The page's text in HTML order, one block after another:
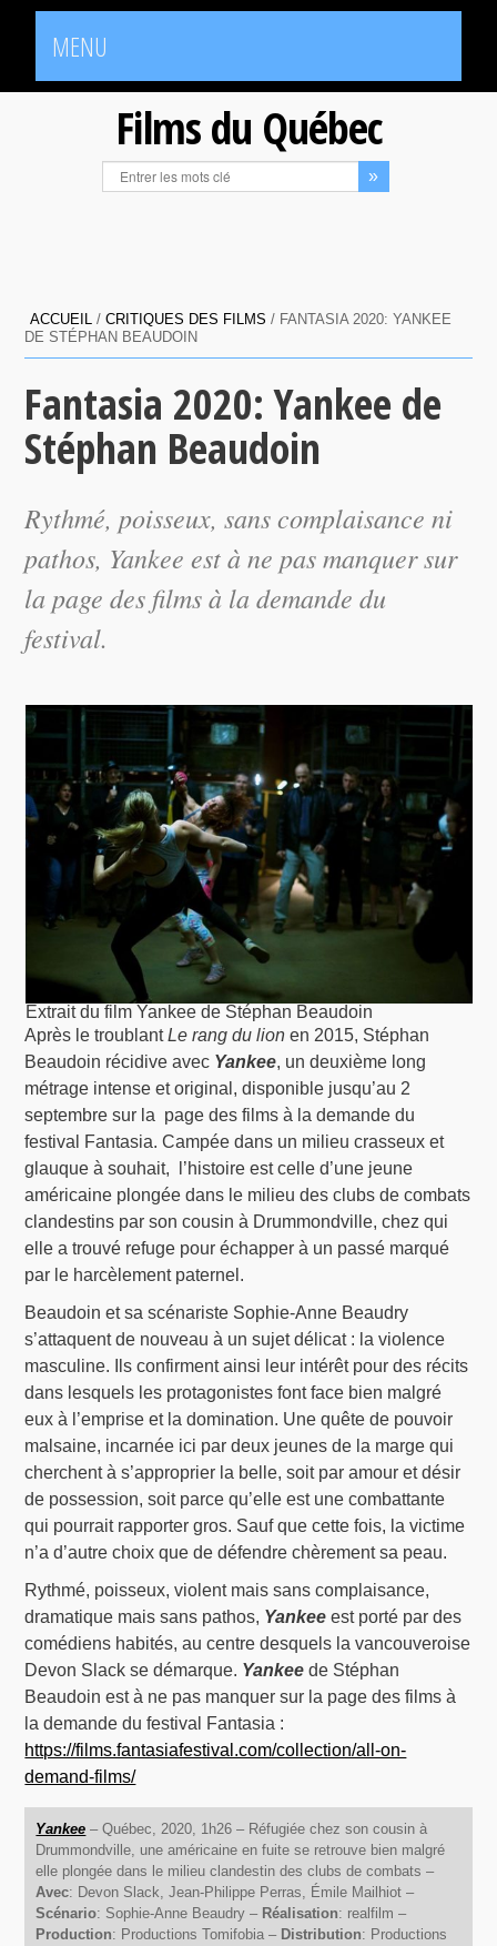
MENU
Films du Québec
ACCUEIL /CRITIQUES DES FILMS / FANTASIA 2020: YANKEE
DE STÉPHAN BEAUDOIN
Fantasia 2020: Yankee de
Stéphan Beaudoin
Rythmé, poisseux, sans complaisance ni
pathos, Yankee est à ne pas manquer sur
la page des films à la demande du
festival.
Extrait du film Yankee de Stéphan Beaudoin
Après le troublantLe rang du lion en 2015, Stéphan
Beaudoin récidive avec Yankee, un deuxième long
métrage intense et original, disponible jusqu’au 2
septembre sur la page des films à la demande du
festival Fantasia. Campée dans un milieu crasseux et
glauque à souhait, l’histoire est celle d’une jeune
américaine plongée dans le milieu des clubs de combats
clandestins par son cousin à Drummondville, chez qui
elle a trouvé refuge pour échapper à un passé marqué
par le harcèlement paternel.
Beaudoin et sa scénariste Sophie-Anne Beaudry
s’attaquent de nouveau à un sujet délicat : la violence
masculine. Ils confirment ainsi leur intérêt pour des récits
dans lesquels les protagonistes font face bien malgré
eux à l’emprise et la domination. Une quête de pouvoir
malsaine, incarnée ici par deux jeunes de la marge qui
cherchent à s’approprier la belle, soit par amour et désir
de possession, soit parce qu’elle est une combattante
qui pourrait rapporter gros. Sauf que cette fois, la victime
n’a d’autre choix que de défendre chèrement sa peau.
Rythmé, poisseux, violent mais sans complaisance,
dramatique mais sans pathos, Yankee est porté par des
comédiens habités, au centre desquels la vancouveroise
Devon Slack se démarque. Yankee de Stéphan
Beaudoin est à ne pas manquer sur la page des films à
la demande du festival Fantasia :
https://films.fantasiafestival.com/collection/all-on-
demand-films/
Yankee – Québec, 2020, 1h26 – Réfugiée chez son cousin à
Drummondville, une américaine en fuite se retrouve bien malgré
elle plongée dans le milieu clandestin des clubs de combats –
Avec: Devon Slack, Jean-Philippe Perras, Émile Mailhiot –
Scénario: Sophie-Anne Beaudry – Réalisation: realfilm –
Production: Productions Tomifobia – Distribution: Productions